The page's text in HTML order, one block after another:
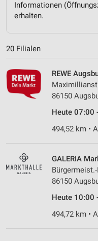
Informationen
erhalten.
20 Filialen
REWE
86150
Heute 07:00
494,52 km •
GALERIA
86150
Heute 10:00
494,72 km •